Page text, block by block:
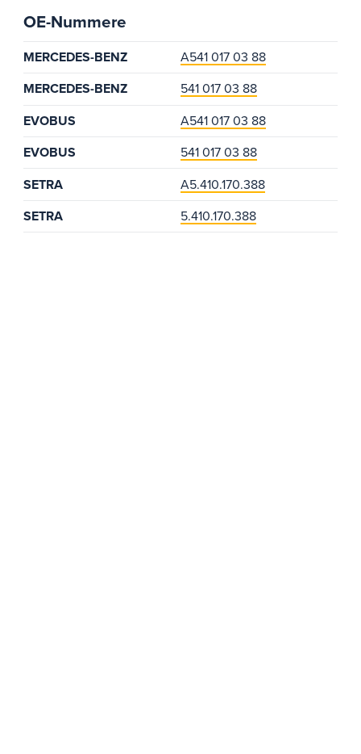
OE-Nummere
MERCEDES-BENZ
A541 017 03 88
MERCEDES-BENZ
541 017 03 88
EVOBUS
A541 017 03 88
EVOBUS
541 017 03 88
SETRA
A5.410.170.388
SETRA
5.410.170.388